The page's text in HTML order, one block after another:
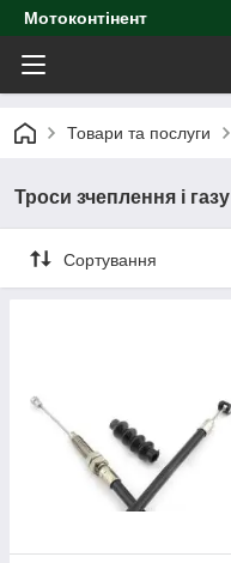
Мотоконтінент
Товари та послуги
Троси зчеплення і газу
Сортування